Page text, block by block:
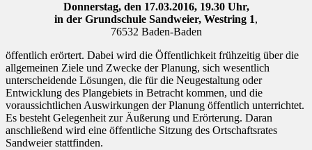
Donnerstag, den 17.03.2016, 19.30 Uhr,
in der Grundschule Sandweier, Westring 1,
76532 Baden-Baden
öffentlich erörtert. Dabei wird die Öffentlichkeit frühzeitig über die
allgemeinen Ziele und Zwecke der Planung, sich wesentlich
unterscheidende Lösungen, die für die Neugestaltung oder
Entwicklung des Plangebiets in Betracht kommen, und die
voraussichtlichen Auswirkungen der Planung öffentlich unterrichtet.
Es besteht Gelegenheit zur Äußerung und Erörterung. Daran
anschließend wird eine öffentliche Sitzung des Ortschaftsrates
Sandweier stattfinden.